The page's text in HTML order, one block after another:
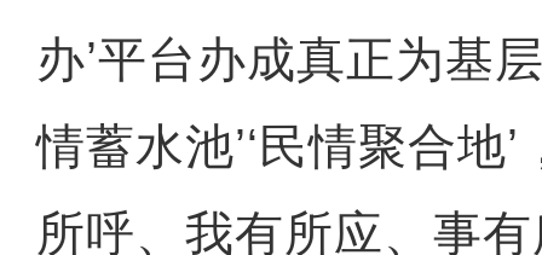
办’平台办成真正为基
情蓄水池’‘民情聚合地
所呼、我有所应、事